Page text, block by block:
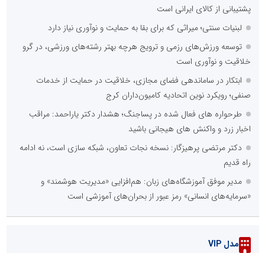
پشتیبانی از کالای ایرانی است
لبنیات سنتی؛ میراثی که برای بقا به حمایت و نوآوری نیاز دارد
توسعه ورزش‌های رزمی و ترویج هرچه بهتر رشته‌های ورزشی، در گرو
خلاقیت و نوآوری است
ابتکار در ساماندهی فضای مجازی، خلاقیت در حمایت از خدمات
صنفی؛ رویکرد نوین اتحادیه کامیون‌داران کرج
طرحواره های فعال شده در پساجنگ؛ هشدار دکتر یاراحمد: مراقب
اخبار زرد و واکنش های هیجانی باشید
دکتر مرتضی پرهیزگار: نسخه نجات تعاون، شبکه سازی است، نه ادامه
راه قدیم
مدیر موفق آموزشگاه‌های زبان: هم‌افزایی «مدیریت هوشمند» و
«سرمایه‌های انسانی» رمز عبور از بحران‌های آموزشی است
مدل VIP